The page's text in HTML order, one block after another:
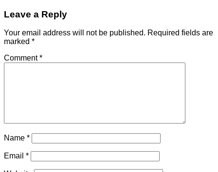
Leave a Reply
Your email address will not be published. Required fields are
marked *
Comment*
Name *
Email *